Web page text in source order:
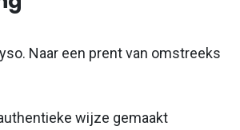
Naar een prent van omstreeks
wijze gemaakt